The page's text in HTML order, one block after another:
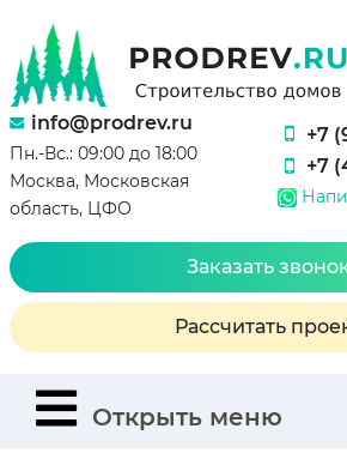
info@prodrev.ru
Пн.-Вс.: 09:00 до 18:00
Москва, Московская
область, ЦФО
+7
+7
Заказать
Рассчитать
Открыть меню